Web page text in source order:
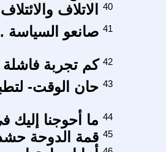
الاتلاف والائتلاف 40
صانعو السياسة 41
كم تجربة فاشلة 42
حان الوقت- 43
ما أحوجنا إليك 44
قمة الدوحة 45